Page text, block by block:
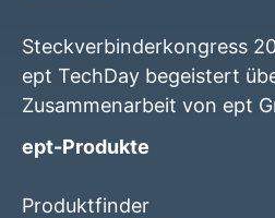
Steckverbinderkongress
ept TechDay begeistert
Zusammenarbeit von ept
ept-Produkte
Produktfinder